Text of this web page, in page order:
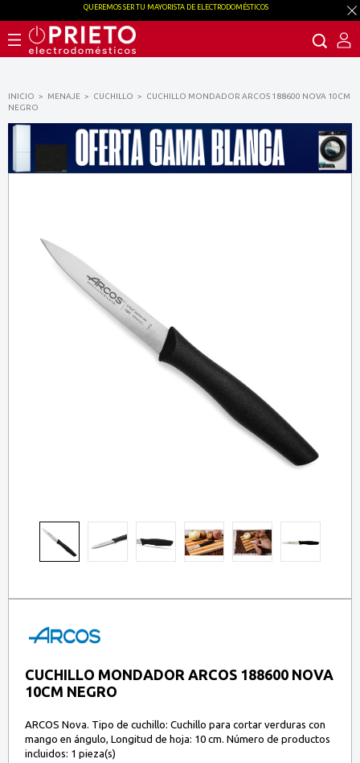
INICIO MENAJE CUCHILLO
CUCHILLO MONDADOR ARCOS 188600 NOVA 10CM
NEGRO
CUCHILLO MONDADOR ARCOS 188600 NOVA
10CM NEGRO
ARCOS Nova. Tipo de cuchillo: Cuchillo para cortar verduras con
mango en ángulo, Longitud de hoja: 10 cm. Número de productos
incluidos: 1 pieza(s)
QUEREMOS SER TU MAYORISTA DE ELECTRODOMÉSTICOS